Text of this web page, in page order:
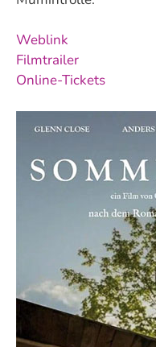
Weblink
Filmtrailer
Online-Tickets